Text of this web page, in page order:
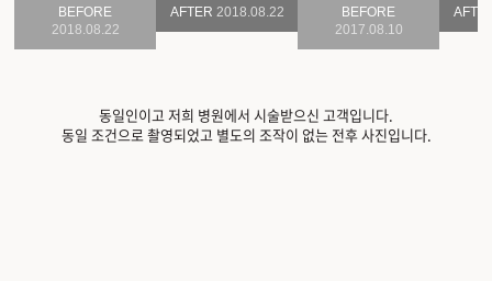
BEFORE
2018.08.22
AFTER 2018.08.22
BEFORE
2017.08.10
동일인이고 저희 병원에서 시술받으신 고객입니다.
동일 조건으로 촬영되었고 별도의 조작이 없는 전후 사진입니다.